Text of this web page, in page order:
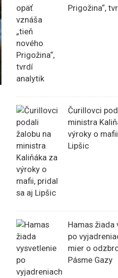
Prigožina“,
Čurillovci
ministra
výroky o
Lipšic
Hamas žiada
po
mier o
Pásme Gazy